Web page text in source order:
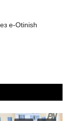
e-Otinish